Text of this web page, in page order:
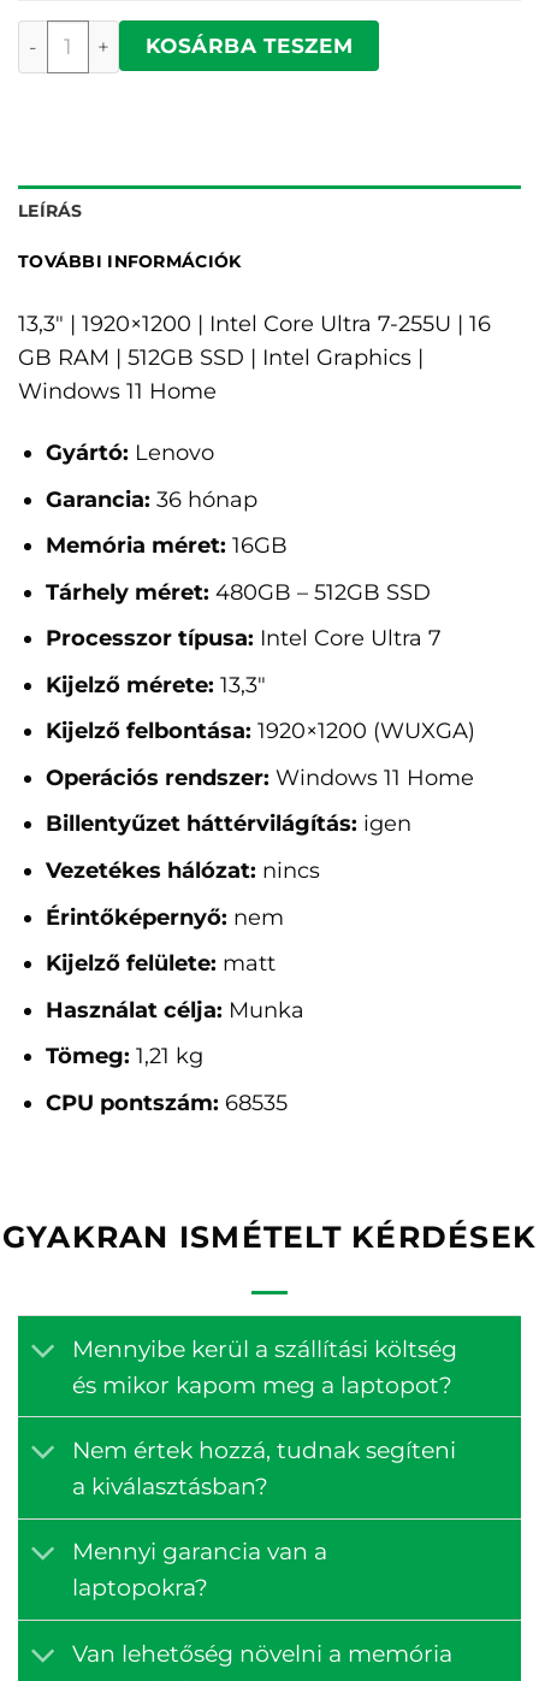
Lenovo ThinkPad L13 mennyiség
KOSÁRBA TESZEM
LEÍRÁS
TOVÁBBI INFORMÁCIÓK
13,3" | 1920×1200 | Intel Core Ultra 7-255U | 16
GB RAM | 512GB SSD | Intel Graphics |
Windows 11 Home
Gyártó: Lenovo
Garancia: 36 hónap
Memória méret: 16GB
Tárhely méret: 480GB – 512GB SSD
Processzor típusa: Intel Core Ultra 7
Kijelző mérete: 13,3"
Kijelző felbontása: 1920×1200 (WUXGA)
Operációs rendszer: Windows 11 Home
Billentyűzet háttérvilágítás: igen
Vezetékes hálózat: nincs
Érintőképernyő: nem
Kijelző felülete: matt
Használat célja: Munka
Tömeg: 1,21 kg
CPU pontszám: 68535
GYAKRAN ISMÉTELT KÉRDÉSEK
Mennyibe kerül a szállítási költség
és mikor kapom meg a laptopot?
Nem értek hozzá, tudnak segíteni
a kiválasztásban?
Mennyi garancia van a
laptopokra?
Van lehetőség növelni a memória